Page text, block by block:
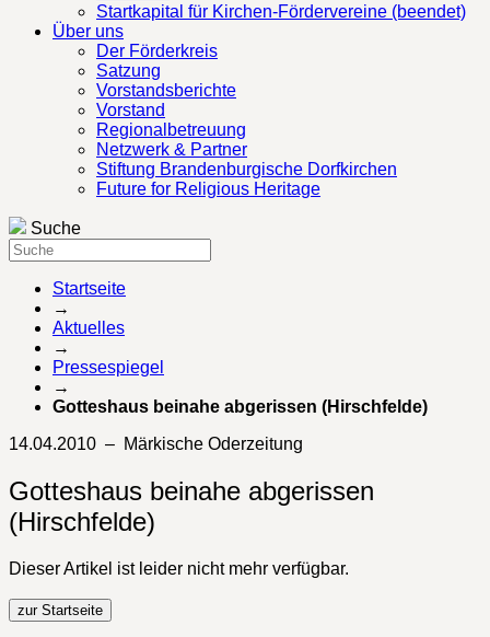
Startkapital für Kirchen-Fördervereine (beendet)
Über uns
Der Förderkreis
Satzung
Vorstandsberichte
Vorstand
Regionalbetreuung
Netzwerk & Partner
Stiftung Brandenburgische Dorfkirchen
Future for Religious Heritage
Suche
Startseite
→
Aktuelles
→
Pressespiegel
→
Gotteshaus beinahe abgerissen (Hirschfelde)
14.04.2010 – Märkische Oderzeitung
Gotteshaus beinahe abgerissen
(Hirschfelde)
Dieser Artikel ist leider nicht mehr verfügbar.
zur Startseite